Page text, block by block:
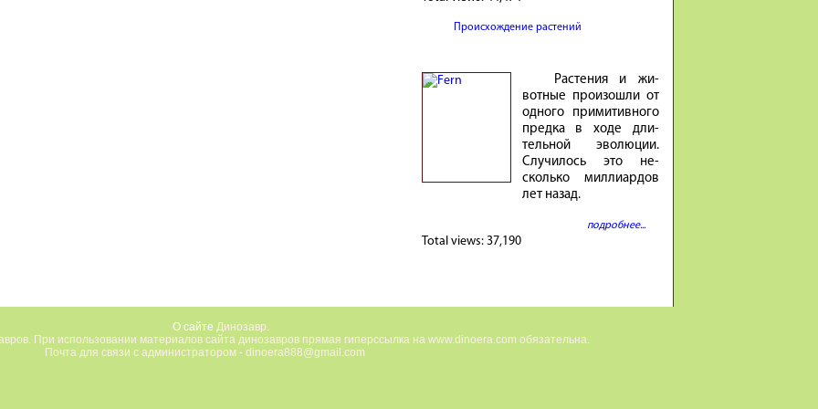
Происхождение растений
Расте­ния и жи­
вотные про­изошли от
од­ного при­ми­тив­ного
предка в ходе дли­
тель­ной эволю­ции.
Случи­лось это не­
сколько милли­ар­дов
лет на­зад.
подробнее...
Total views: 37,190
О сайте Динозавр.
При использовании материалов сайта динозавров прямая гиперссылка на www.dinoera.com обязательна.
Почта для связи с администратором - dinoera888@gmail.com